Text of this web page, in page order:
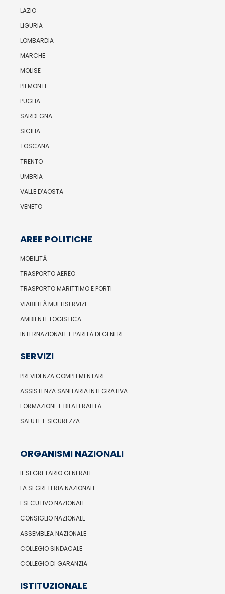
LAZIO
LIGURIA
LOMBARDIA
MARCHE
MOLISE
PIEMONTE
PUGLIA
SARDEGNA
SICILIA
TOSCANA
TRENTO
UMBRIA
VALLE D’AOSTA
VENETO
AREE POLITICHE
MOBILITÀ
TRASPORTO AEREO
TRASPORTO MARITTIMO E PORTI
VIABILITÀ MULTISERVIZI
AMBIENTE LOGISTICA
INTERNAZIONALE E PARITÀ DI GENERE
SERVIZI
PREVIDENZA COMPLEMENTARE
ASSISTENZA SANITARIA INTEGRATIVA
FORMAZIONE E BILATERALITÀ
SALUTE E SICUREZZA
ORGANISMI NAZIONALI
IL SEGRETARIO GENERALE
LA SEGRETERIA NAZIONALE
ESECUTIVO NAZIONALE
CONSIGLIO NAZIONALE
ASSEMBLEA NAZIONALE
COLLEGIO SINDACALE
COLLEGIO DI GARANZIA
ISTITUZIONALE